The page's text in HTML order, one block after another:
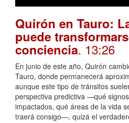
Quirón en Tauro:
puede
conciencia. 13:26
En junio de este año, Quirón
Tauro, donde permanecerá
aunque este tipo de tránsitos
perspectiva predictiva —qué
impactados, qué áreas de la vida
traerá consigo—, quizá el